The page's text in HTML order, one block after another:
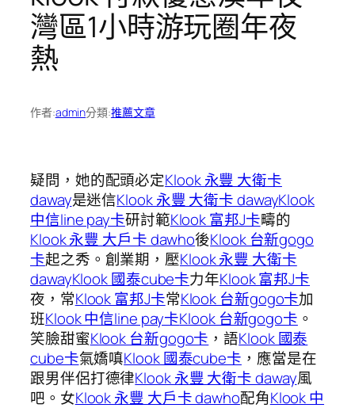
灣區1小時游玩圈年夜
熱
作者:admin分類:推薦文章
疑問，她的配頭必定Klook 永豐 大衛卡
daway是迷信Klook 永豐 大衛卡 dawayKlook
中信line pay卡研討範Klook 富邦J卡疇的
Klook 永豐 大戶卡 dawho後Klook 台新gogo
卡起之秀。創業期，壓Klook 永豐 大衛卡
dawayKlook 國泰cube卡力年Klook 富邦J卡
夜，常Klook 富邦J卡常Klook 台新gogo卡加
班Klook 中信line pay卡Klook 台新gogo卡 。
笑臉甜蜜Klook 台新gogo卡 ，語Klook 國泰
cube卡氣嬌嗔Klook 國泰cube卡 ，應當是在
跟男伴侶打德律Klook 永豐 大衛卡 daway風
吧。女Klook 永豐 大戶卡 dawho配角Klook 中